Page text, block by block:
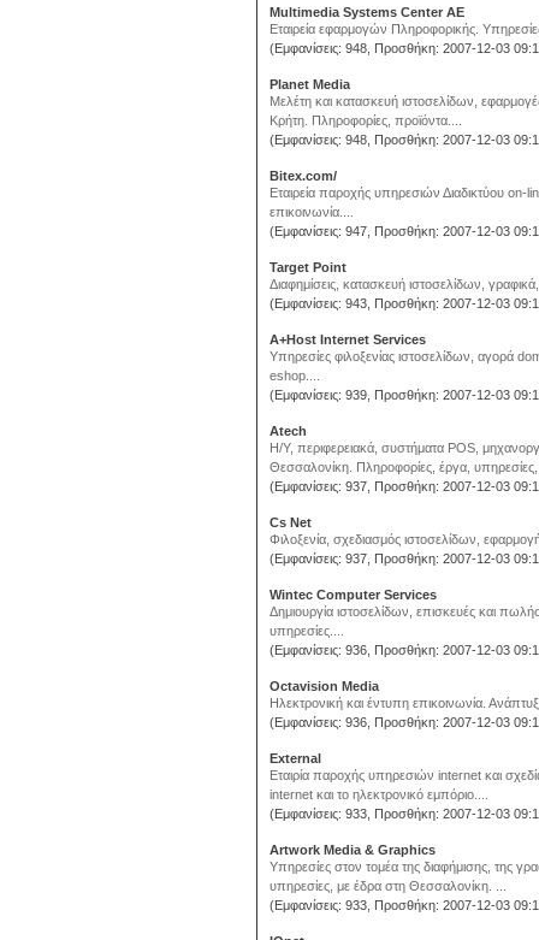
Multimedia Systems Center AE
Εταιρεία εφαρμογών Πληροφορικής.
(Εμφανίσεις: 948, Προσθήκη: 2007-12-03
Planet Media
Μελέτη και κατασκευή ιστοσελίδων,
Κρήτη. Πληροφορίες, προϊόντα....
(Εμφανίσεις: 948, Προσθήκη: 2007-12-03
Bitex.com/
Εταιρεία παροχής υπηρεσιών Διαδικτύου
επικοινωνία....
(Εμφανίσεις: 947, Προσθήκη: 2007-12-03
Target Point
Διαφημίσεις, κατασκευή ιστοσελίδων,
(Εμφανίσεις: 943, Προσθήκη: 2007-12-03
A+Host Internet Services
Υπηρεσίες φιλοξενίας ιστοσελίδων, αγορά
eshop....
(Εμφανίσεις: 939, Προσθήκη: 2007-12-03
Atech
Η/Υ, περιφερειακά, συστήματα POS,
Θεσσαλονίκη. Πληροφορίες, έργα,
(Εμφανίσεις: 937, Προσθήκη: 2007-12-03
Cs Net
Φιλοξενία, σχεδιασμός ιστοσελίδων,
(Εμφανίσεις: 937, Προσθήκη: 2007-12-03
Wintec Computer Services
Δημιουργία ιστοσελίδων, επισκευές και
υπηρεσίες....
(Εμφανίσεις: 936, Προσθήκη: 2007-12-03
Octavision Media
Ηλεκτρονική και έντυπη επικοινωνία.
(Εμφανίσεις: 936, Προσθήκη: 2007-12-03
External
Eταιρία παροχής υπηρεσιών internet και
internet και το ηλεκτρονικό εμπόριο....
(Εμφανίσεις: 933, Προσθήκη: 2007-12-03
Artwork Media & Graphics
Υπηρεσίες στον τομέα της διαφήμισης, της
υπηρεσίες, με έδρα στη Θεσσαλονίκη. ...
(Εμφανίσεις: 933, Προσθήκη: 2007-12-03